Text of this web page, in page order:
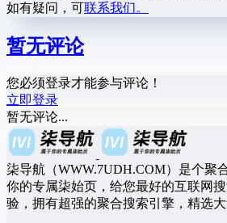
如有疑问，可联系我们。
暂无评论
您必须登录才能参与评论！
立即登录
暂无评论...
柒导航（WWW.7UDH.COM）是个聚
你的专属柒始页，给您最好的互联网
验，拥有超强的聚合搜索引擎，精选